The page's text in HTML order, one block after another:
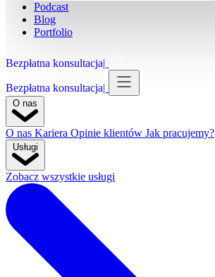
Podcast
Blog
Portfolio
Bezpłatna konsultacja
Bezpłatna konsultacja
O nas Kariera Opinie klientów Jak pracujemy?
Zobacz wszystkie usługi